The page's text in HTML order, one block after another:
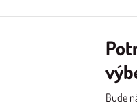
Bude